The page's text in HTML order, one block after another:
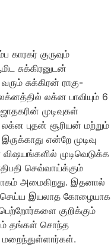
குருவும்
சுக்கிரனுடன்
சுக்கிரன் ராகு-
லக்ன பாவியும் 6
முடிவுகள்
புதன் சூரியன் மற்றும்
என்றே முடிவு
முடிவெடுக்க
செவ்வாய்க்கும்
அமைகிறது. இதனால்
செய்ய இயலாத கோழையாக
குறிக்கும்
தங்கள் சொந்த
மறைந்துள்ளார்கள்.